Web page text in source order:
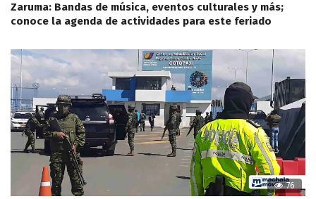
Zaruma: Bandas de música, eventos culturales y más;
conoce la agenda de actividades para este feriado
76